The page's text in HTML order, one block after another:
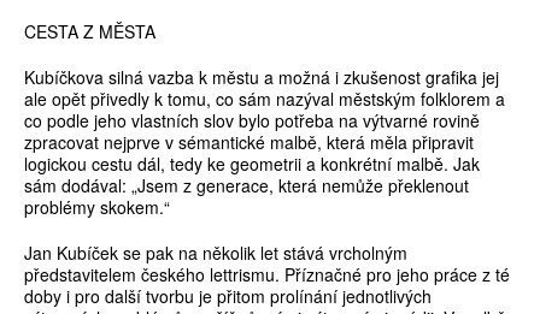
CESTA Z MĚSTA
Kubíčkova silná vazba k městu a možná i zkušenost grafika jej
ale opět přivedly k tomu, co sám nazýval městským folklorem a
co podle jeho vlastních slov bylo potřeba na výtvarné rovině
zpracovat nejprve v sémantické malbě, která měla připravit
logickou cestu dál, tedy ke geometrii a konkrétní malbě. Jak
sám dodával: „Jsem z generace, která nemůže překlenout
problémy skokem.“
Jan Kubíček se pak na několik let stává vrcholným
představitelem českého lettrismu. Příznačné pro jeho práce z té
doby i pro další tvorbu je přitom prolínání jednotlivých